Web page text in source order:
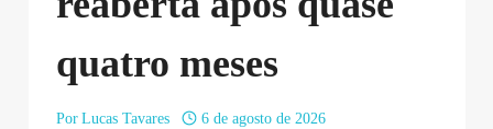
quatro meses
Por Lucas Tavares
6 de agosto de 2026